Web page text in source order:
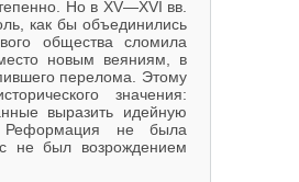
Но в XV—XVI вв.
как бы объединились
общества сломила
новым веяниям, в
перелома. Этому
значения:
выразить идейную
Реформация не была
не был возрождением